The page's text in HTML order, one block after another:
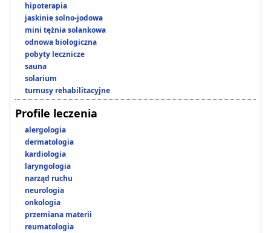
hipoterapia
jaskinie solno-jodowa
mini tężnia solankowa
odnowa biologiczna
pobyty lecznicze
sauna
solarium
turnusy rehabilitacyjne
Profile leczenia
alergologia
dermatologia
kardiologia
laryngologia
narząd ruchu
neurologia
onkologia
przemiana materii
reumatologia